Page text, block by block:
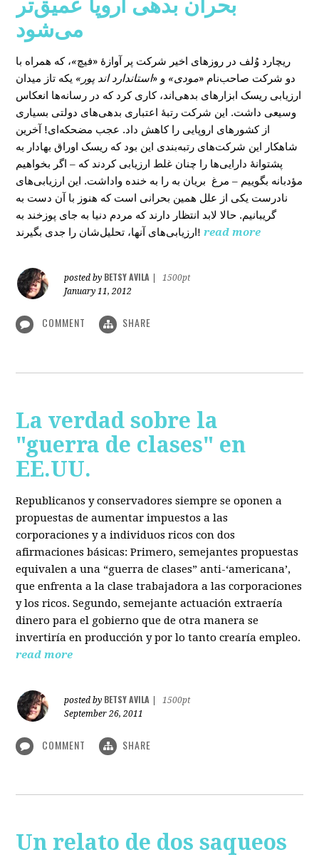
بحران بدهی اروپا عمیق‌تر
می‌شود
ریچارد وُلف در روزهای اخیر شرکت پر آوازۀ «فیچ»، که همراه با
دو شرکت صاحب‌نام «مودی» و «استاندارد اند پور» یکه‌ تاز میدان
ارزیابی ریسک ابزارهای بدهی‌اند، کاری کرد که در رسانه‌ها انعکاس
وسیعی داشت. این شرکت رتبۀ اعتباری بدهی‌های دولتی بسیاری
از کشورهای اروپایی را کاهش داد. عجب مضحکه‌ای! آخرین
شاهکار این شرکت‌های رتبه‌بندی این بود که ریسک‌ اوراق بهادار به
پشتوانۀ دارایی‌‌ها را چنان غلط ارزیابی کردند که – اگر بخواهیم
مؤدبانه بگوییم – مرغ بریان به را به خنده واداشت. این ارزیابی‌های
نادرست یکی از علل همین بحرانی است که هنوز با آن دست به
گریبانیم. حالا لابد انتظار دارند که مردم دنیا به جای پوزخند به
ارزیابی‌های آنها، تحلیل‌‌شان را جدی بگیرند! read more
posted by BETSY AVILA
1500pt
January 11, 2012
COMMENT SHARE
La verdad sobre la
"guerra de clases" en
EE.UU.
Republicanos y conservadores siempre se oponen a
propuestas de aumentar impuestos a las
corporaciones y a individuos ricos con dos
afirmaciones básicas: Primero, semejantes propuestas
equivalen a una “guerra de clases” anti-‘americana’,
que enfrenta a la clase trabajadora a las corporaciones
y los ricos. Segundo, semejante actuación extraería
dinero para el gobierno que de otra manera se
invertiría en producción y por lo tanto crearía empleo.
read more
posted by BETSY AVILA
1500pt
September 26, 2011
COMMENT SHARE
Un relato de dos saqueos